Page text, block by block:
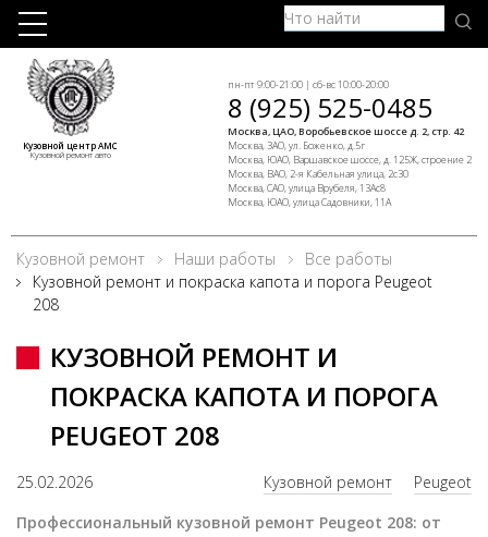
Кузовной центр АМС
Кузовной ремонт авто
пн-пт 9:00-21:00 | сб-вс 10:00-20:00
8 (925) 525-0485
Москва, ЦАО, Воробьевское шоссе д. 2, стр. 42
Москва, ЗАО, ул. Боженко, д.5г
Москва, ЮАО, Варшавское шоссе, д. 125Ж, строение 2
Москва, ВАО, 2-я Кабельная улица, 2с30
Москва, САО, улица Врубеля, 13Ас8
Москва, ЮАО, улица Садовники, 11А
Кузовной ремонт Наши работы
Все работы
Кузовной ремонт и покраска капота и порога Peugeot
208
КУЗОВНОЙ РЕМОНТ И
ПОКРАСКА КАПОТА И ПОРОГА
PEUGEOT 208
25.02.2026 Кузовной ремонт
Peugeot
Профессиональный кузовной ремонт Peugeot 208: от